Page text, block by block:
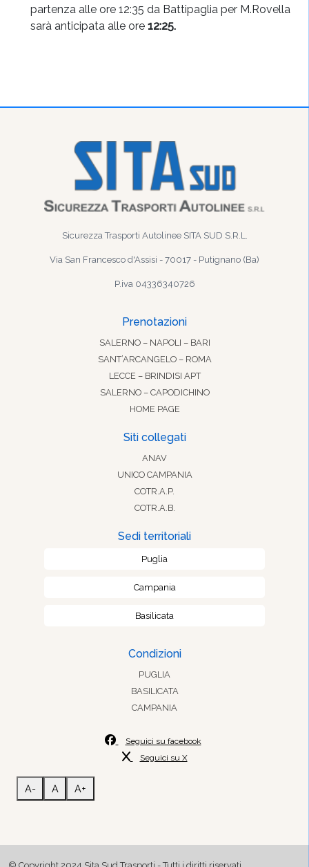
partenza alle ore 12:35 da Battipaglia per M.Rovella
sarà anticipata alle ore 12:25.
Sicurezza Trasporti Autolinee SITA SUD S.R.L.
Via San Francesco d'Assisi - 70017 - Putignano (Ba)
P.iva 04336340726
Prenotazioni
SALERNO – NAPOLI – BARI
SANT’ARCANGELO – ROMA
LECCE – BRINDISI APT
SALERNO – CAPODICHINO
HOME PAGE
Siti collegati
ANAV
UNICO CAMPANIA
COTR.A.P.
COTR.A.B.
Sedi territoriali
Puglia
Campania
Basilicata
Condizioni
PUGLIA
BASILICATA
CAMPANIA
Seguici su facebook
Seguici su X
A- A A+